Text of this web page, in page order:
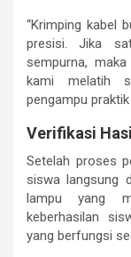
“Krimping kabel
presisi. Jika
sempurna,
kami melatih
pengampu
Verifikasi
Setelah proses
siswa langsung
lampu yang
keberhasilan
yang berfungsi